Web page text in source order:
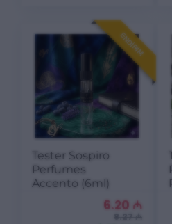
ENDIRIM
Tester Sospiro
Perfumes
Accento (6ml)
6.20 ₼
8.27 ₼